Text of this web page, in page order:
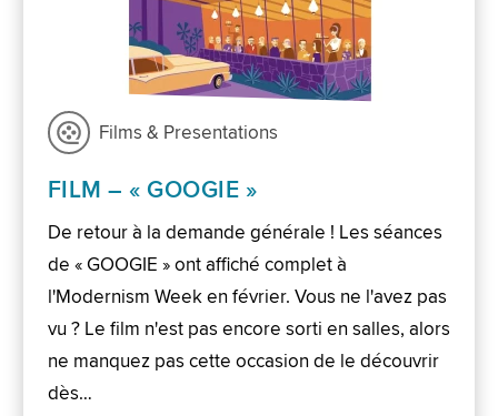
Films & Presentations
FILM – « GOOGIE »
De retour à la demande générale ! Les séances
de « GOOGIE » ont affiché complet à
l'Modernism Week en février. Vous ne l'avez pas
vu ? Le film n'est pas encore sorti en salles, alors
ne manquez pas cette occasion de le découvrir
dès…